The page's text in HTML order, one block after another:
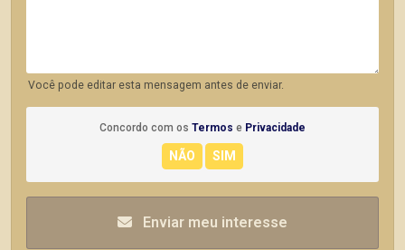
Você pode editar esta mensagem antes de enviar.
Concordo com os Termos e Privacidade
Enviar meu interesse